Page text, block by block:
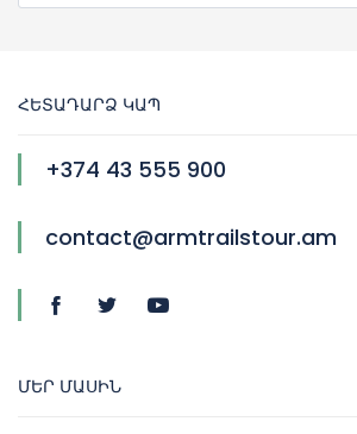
ՀԵՏԱԴԱՐՁ ԿԱՊ
+374 43 555 900
contact@armtrailstour.am
ՄԵՐ ՄԱՍԻՆ